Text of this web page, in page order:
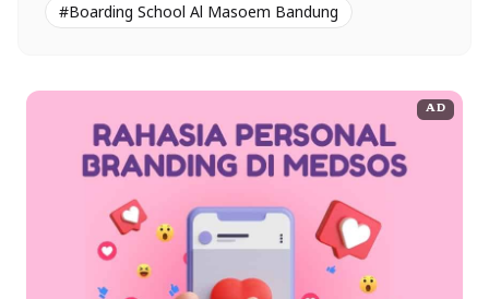
#Boarding School Al Masoem Bandung
AD